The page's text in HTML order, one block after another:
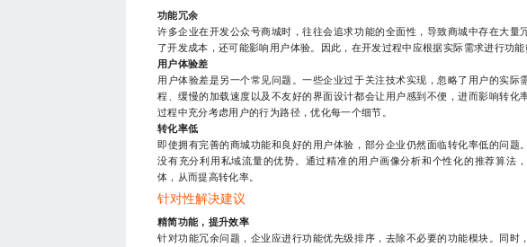
功能冗余
许多企业在开发公众号商城时，往往会追求功能的全面性，导致商城中存在大量
了开发成本，还可能影响用户体验。因此，在开发过程中应根据实际需求进行功能
用户体验差
用户体验差是另一个常见问题。一些企业过于关注技术实现，忽略了用户的实际
程、缓慢的加载速度以及不友好的界面设计都会让用户感到不便，进而影响转化
过程中充分考虑用户的行为路径，优化每一个细节。
转化率低
即使拥有完善的商城功能和良好的用户体验，部分企业仍然面临转化率低的问题
没有充分利用私域流量的优势。通过精准的用户画像分析和个性化的推荐算法
体，从而提高转化率。
针对性解决建议
精简功能，提升效率
针对功能冗余问题，企业应进行功能优先级排序，去除不必要的功能模块。同时